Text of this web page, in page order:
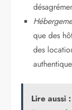
que des
des
Lire aussi :